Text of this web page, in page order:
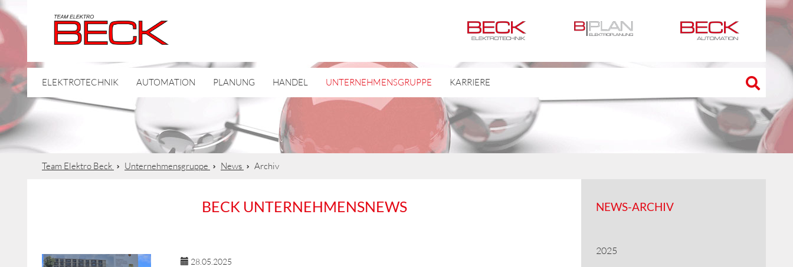
ELEKTROTECHNIK AUTOMATION PLANUNG HANDEL UNTERNEHMENSGRUPPE KARRIERE
Team Elektro Beck Unternehmensgruppe News Archiv
BECK UNTERNEHMENSNEWS
28.05.2025
NEWS-ARCHIV
2025